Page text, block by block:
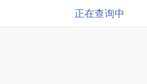
正在查询中